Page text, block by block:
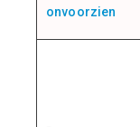
onvoorzien